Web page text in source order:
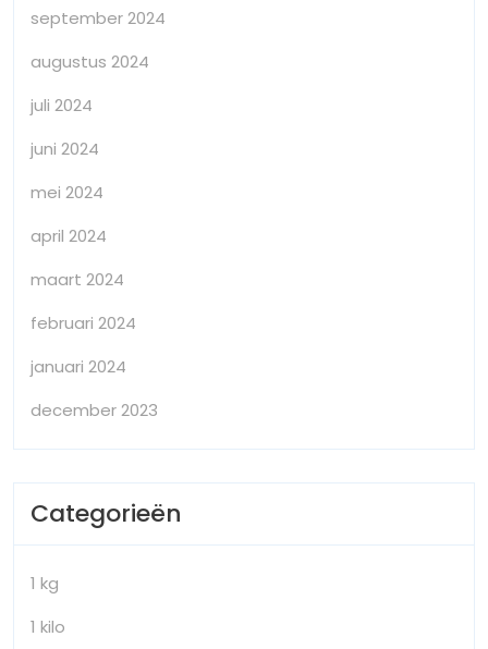
september 2024
augustus 2024
juli 2024
juni 2024
mei 2024
april 2024
maart 2024
februari 2024
januari 2024
december 2023
Categorieën
1 kg
1 kilo